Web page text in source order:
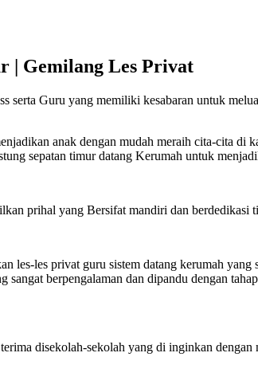
| Gemilang Les Privat
serta Guru yang memiliki kesabaran untuk
anak dengan mudah meraih cita-cita
sepatan timur datang Kerumah untuk
prihal yang Bersifat mandiri dan berdedikasi
les-les privat guru sistem datang kerumah
berpengalaman dan dipandu dengan
disekolah-sekolah yang di inginkan